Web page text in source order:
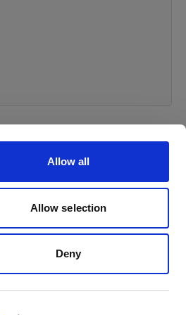
Allow all
Allow selection
Deny